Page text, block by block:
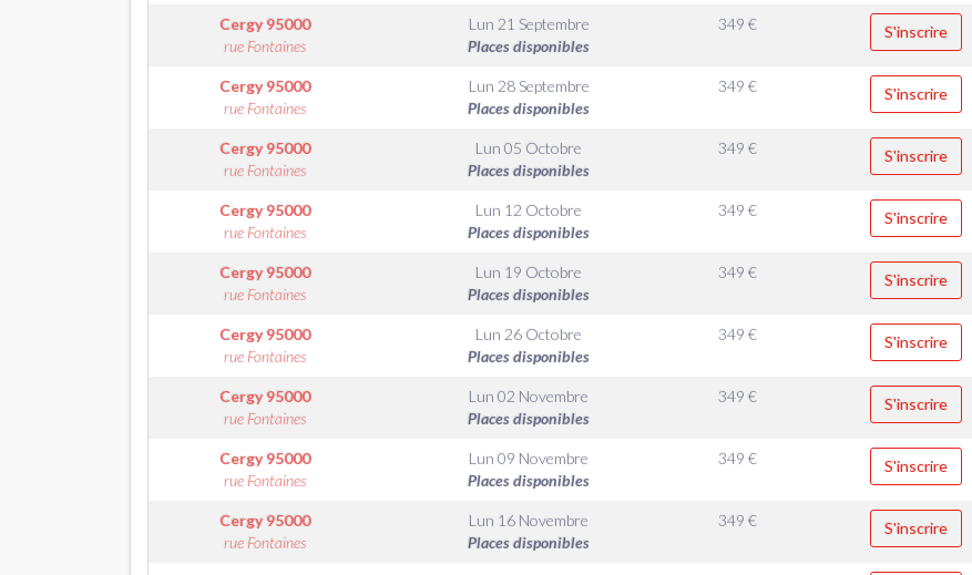
Cergy95000
rue Fontaines
Lun 21 Septembre
Places disponibles
349€ S'inscrire
Cergy95000
rue Fontaines
Lun 28 Septembre
Places disponibles
349€ S'inscrire
Cergy95000
rue Fontaines
Lun 05 Octobre
Places disponibles
349€ S'inscrire
Cergy95000
rue Fontaines
Lun 12 Octobre
Places disponibles
349€ S'inscrire
Cergy95000
rue Fontaines
Lun 19 Octobre
Places disponibles
349€ S'inscrire
Cergy95000
rue Fontaines
Lun 26 Octobre
Places disponibles
349€ S'inscrire
Cergy95000
rue Fontaines
Lun 02 Novembre
Places disponibles
349€ S'inscrire
Cergy95000
rue Fontaines
Lun 09 Novembre
Places disponibles
349€ S'inscrire
Cergy95000
rue Fontaines
Lun 16 Novembre
Places disponibles
349€ S'inscrire